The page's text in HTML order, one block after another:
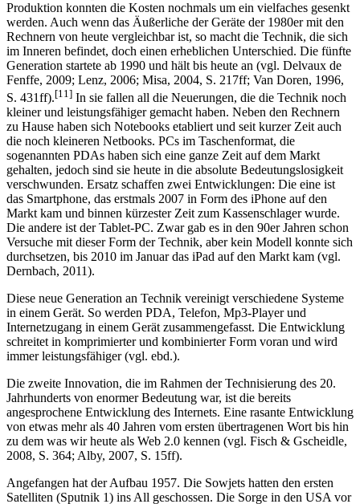
dem Vormarsch und versorgte binnen weniger Jahre die Haushalte
mit den ersten eigenen Rechnern. Aufgrund der groß angelegten
Produktion konnten die Kosten nochmals um ein vielfaches gesenkt
werden. Auch wenn das Äußerliche der Geräte der 1980er mit den
Rechnern von heute vergleichbar ist, so macht die Technik, die sich
im Inneren befindet, doch einen erheblichen Unterschied. Die fünfte
Generation startete ab 1990 und hält bis heute an (vgl. Delvaux de
Fenffe, 2009; Lenz, 2006; Misa, 2004, S. 217ff; Van Doren, 1996,
S. 431ff). [11]In sie fallen all die Neuerungen, die die Technik noch
kleiner und leistungsfähiger gemacht haben. Neben den Rechnern
zu Hause haben sich Notebooks etabliert und seit kurzer Zeit auch
die noch kleineren Netbooks. PCs im Taschenformat, die
sogenannten PDAs haben sich eine ganze Zeit auf dem Markt
gehalten, jedoch sind sie heute in die absolute Bedeutungslosigkeit
verschwunden. Ersatz schaffen zwei Entwicklungen: Die eine ist
das Smartphone, das erstmals 2007 in Form des iPhone auf den
Markt kam und binnen kürzester Zeit zum Kassenschlager wurde.
Die andere ist der Tablet-PC. Zwar gab es in den 90er Jahren schon
Versuche mit dieser Form der Technik, aber kein Modell konnte sich
Dernbach, 2011).
Diese neue Generation an Technik vereinigt verschiedene Systeme
in einem Gerät. So werden PDA, Telefon, Mp3-Player und
Internetzugang in einem Gerät zusammengefasst. Die Entwicklung
immer leistungsfähiger (vgl. ebd.).
Die zweite Innovation, die im Rahmen der Technisierung des 20.
Jahrhunderts von enormer Bedeutung war, ist die bereits
angesprochene Entwicklung des Internets. Eine rasante Entwicklung
von etwas mehr als 40 Jahren vom ersten übertragenen Wort bis hin
2008, S. 364; Alby, 2007, S. 15ff).